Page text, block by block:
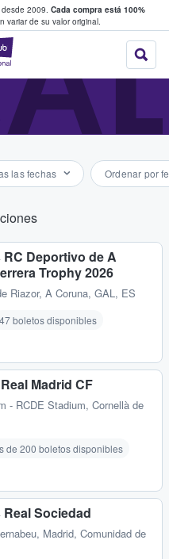
2009. Cada compra está 100%
variar de su valor original.
StubHub: donde
boletos
las fechas Ordenar por
Deportivo de A
Trophy 2026
Riazor, A Coruna, GAL, ES
47 boletos disponibles
Madrid CF
- RCDE Stadium, Cornellà de
de 200 boletos disponibles
Sociedad
, Madrid, Comunidad de